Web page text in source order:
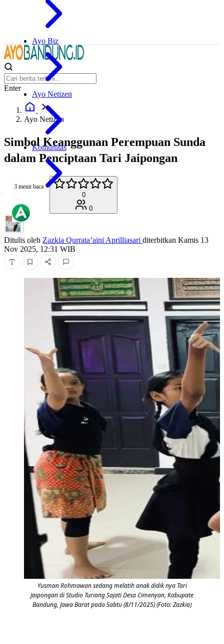
Ayo Biz
Ayo Netizen
Komunitas
Enter
Ayo Netizen
Simbol Keanggunan Perempuan Sunda
dalam Penciptaan Tari Jaipongan
3 menit baca
0
0
Ditulis oleh Zazkia Qurrata’aini Aprilliasari diterbitkan Kamis 13
Nov 2025, 12:31 WIB
Yusman Rohmawan sedang melatih anak didik nya Tari
Jaipongan di Studio Turiang Sajati Desa Cimenyan, Kabupate
Bandung, Jawa Barat pada Sabtu (8/11/2025) (Foto: Zazkia)